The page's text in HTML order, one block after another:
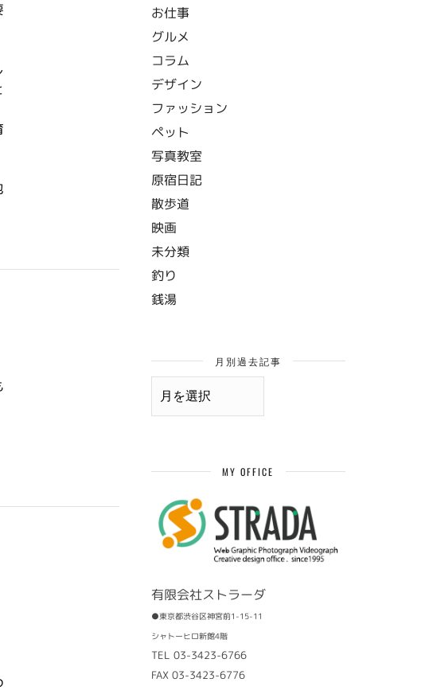
お仕事
グルメ
コラム
デザイン
ファッション
ペット
写真教室
原宿日記
散歩道
映画
未分類
釣り
銭湯
月別過去記事
月
MY OFFICE
有限会社ストラーダ
●東京都渋谷区神宮前1-15-11
シャトーヒロ新館4階
TEL 03-3423-6766
FAX 03-3423-6776